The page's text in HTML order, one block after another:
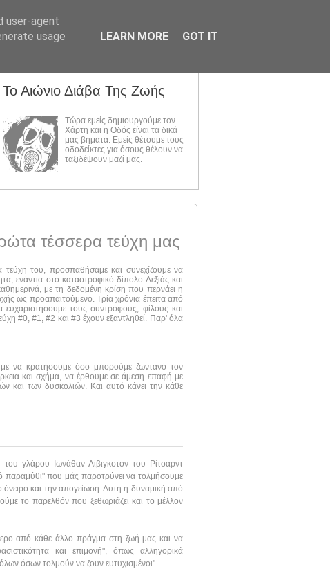
Το Αιώνιο Διάβα Της Ζωής
Τώρα εμείς δημιουργούμε τον
Χάρτη και η Οδός είναι τα δικά
μας βήματα. Εμείς θέτουμε τους
οδοδείκτες για όσους θέλουν να
ταξιδέψουν μαζί μας.
τέσσερα τεύχη μας
τεύχη του, προσπαθήσαμε και συνεχίζουμε να
ενάντια στο καταστροφικό δίπολο Δεξιάς και
με τη δεδομένη κρίση που περνάει η
ως προαπαιτούμενο. Τρία χρόνια έπειτα από
τους συντρόφους, φίλους και
#0, #1, #2 και #3 έχουν εξαντληθεί. Παρ' όλα
να κρατήσουμε όσο μπορούμε ζωντανό τον
και σχήμα, να έρθουμε σε άμεση επαφή με
και των δυσκολιών. Και αυτό κάνει την κάθε
του γλάρου Ιωνάθαν Λίβιγκστον του Ρίτσαρντ
παραμύθι" που μάς παροτρύνει να τολμήσουμε
και την απογείωση. Αυτή η δυναμική από
το παρελθόν που ξεθωριάζει και το μέλλον
από κάθε άλλο πράγμα στη ζωή μας και να
και επιμονή", όπως αλληγορικά
όσων τολμούν να ζουν ευτυχισμένοι".
user-agent
usage
LEARN MORE GOT IT